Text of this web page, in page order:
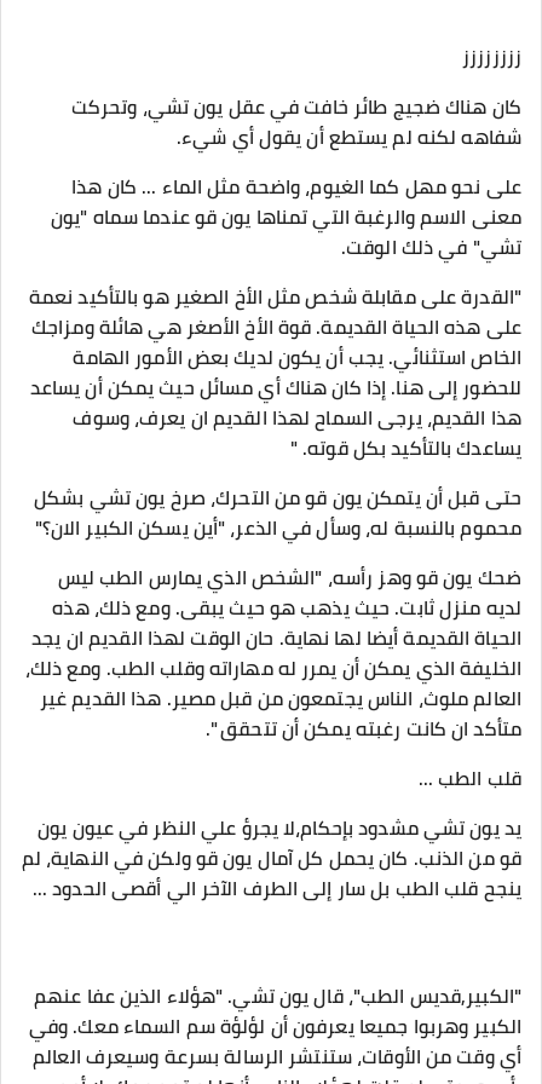
زززززززز
كان هناك ضجيج طائر خافت في عقل يون تشي، وتحركت
شفاهه لكنه لم يستطع أن يقول أي شيء.
على نحو مهل كما الغيوم، واضحة مثل الماء ... كان هذا
معنى الاسم والرغبة التي تمناها يون قو عندما سماه "يون
تشي" في ذلك الوقت.
"القدرة على مقابلة شخص مثل الأخ الصغير هو بالتأكيد نعمة
على هذه الحياة القديمة. قوة الأخ الأصغر هي هائلة ومزاجك
الخاص استثنائي. يجب أن يكون لديك بعض الأمور الهامة
للحضور إلى هنا. إذا كان هناك أي مسائل حيث يمكن أن يساعد
هذا القديم، يرجى السماح لهذا القديم ان يعرف، وسوف
يساعدك بالتأكيد بكل قوته. "
حتى قبل أن يتمكن يون قو من التحرك، صرخ يون تشي بشكل
محموم بالنسبة له، وسأل في الذعر، "أين يسكن الكبير الان؟"
ضحك يون قو وهز رأسه، "الشخص الذي يمارس الطب ليس
لديه منزل ثابت. حيث يذهب هو حيث يبقى. ومع ذلك، هذه
الحياة القديمة أيضا لها نهاية. حان الوقت لهذا القديم ان يجد
الخليفة الذي يمكن أن يمرر له مهاراته وقلب الطب. ومع ذلك،
العالم ملوث، الناس يجتمعون من قبل مصير. هذا القديم غير
متأكد ان كانت رغبته يمكن أن تتحقق ".
قلب الطب ...
يد يون تشي مشدود بإحكام،لا يجرؤ علي النظر في عيون يون
قو من الذنب. كان يحمل كل آمال يون قو ولكن في النهاية، لم
ينجح قلب الطب بل سار إلى الطرف الآخر الي أقصى الحدود ...
"الكبير,قديس الطب"، قال يون تشي. "هؤلاء الذين عفا عنهم
الكبير وهربوا جميعا يعرفون أن لؤلؤة سم السماء معك. وفي
أي وقت من الأوقات، ستنتشر الرسالة بسرعة وسيعرف العالم